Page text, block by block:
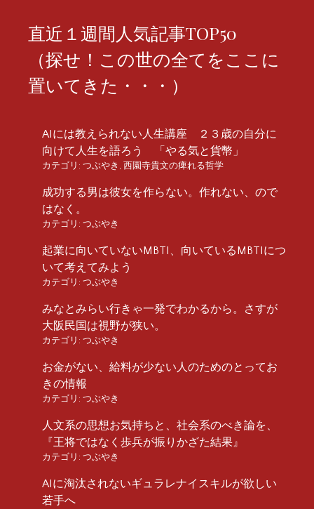
直近１週間人気記事TOP50
（探せ！この世の全てをここに
置いてきた・・・）
AIには教えられない人生講座 ２３歳の自分に
向けて人生を語ろう 「やる気と貨幣」
カテゴリ: つぶやき 西園寺貴文の痺れる哲学
成功する男は彼女を作らない。作れない、ので
はなく。
カテゴリ: つぶやき
起業に向いていないMBTI、向いているMBTIにつ
いて考えてみよう
カテゴリ: つぶやき
みなとみらい行きゃ一発でわかるから。さすが
大阪民国は視野が狭い。
カテゴリ: つぶやき
お金がない、給料が少ない人のためのとってお
きの情報
カテゴリ: つぶやき
人文系の思想お気持ちと、社会系のべき論を、
『王将ではなく歩兵が振りかざた結果』
カテゴリ: つぶやき
AIに淘汰されないギュラレナイスキルが欲しい
若手へ